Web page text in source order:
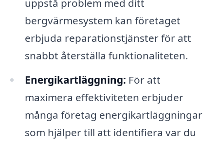
uppstå problem med ditt
bergvärmesystem kan företaget
erbjuda reparationstjänster för att
snabbt återställa funktionaliteten.
Energikartläggning: För att
maximera effektiviteten erbjuder
många företag energikartläggningar
som hjälper till att identifiera var du